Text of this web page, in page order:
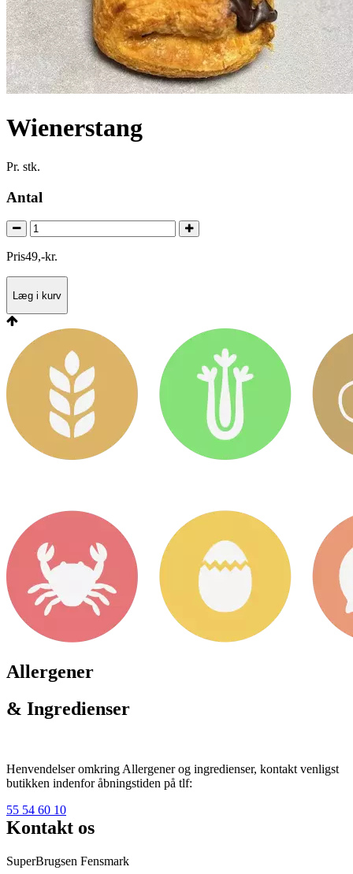
Wienerstang
Pr. stk.
Antal
Pris49,-kr.
Læg i kurv
Allergener
& Ingredienser
Henvendelser omkring Allergener og ingredienser, kontakt venligst
butikken indenfor åbningstiden på tlf:
55 54 60 10
Kontakt os
SuperBrugsen Fensmark